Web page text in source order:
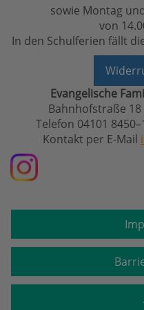
sowie Montag
von
In den Schulferien fällt
Evangelische
Bahnhofstraße 18
Telefon 04101
Kontakt per E-Mail